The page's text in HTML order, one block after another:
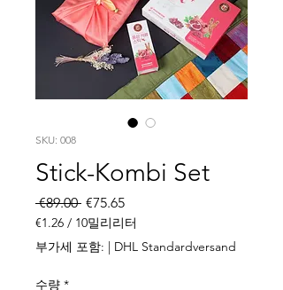
SKU: 008
Stick-Kombi Set
€89.00 일
반
가
€75.65할
인
가
€1.26 / 10밀리리터
10
밀
부가세 포함: | DHL Standardversand
수량 *